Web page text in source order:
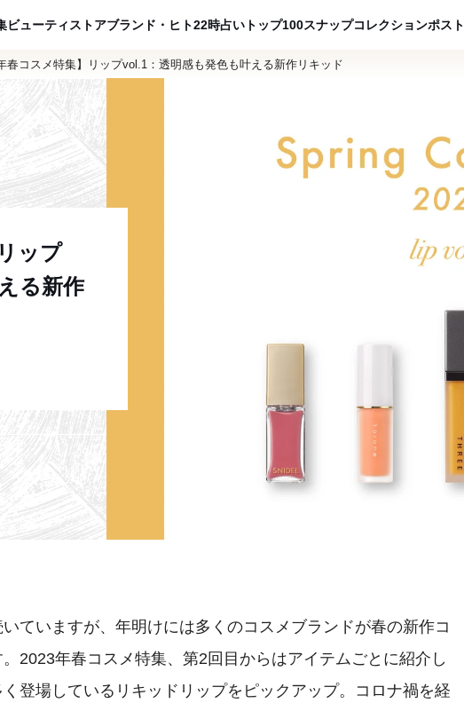
ビューティ ストアブランド・ヒト22時占い トップ100スナップコレクションポスト
春コスメ特集】リップvol.1：透明感も発色も叶える新作リキッド
ップ
る新作
ていますが、年明けには多くのコスメブランドが春の新作コ
2023年春コスメ特集、第2回目からはアイテムごとに紹介し
登場しているリキッドリップをピックアップ。コロナ禍を経